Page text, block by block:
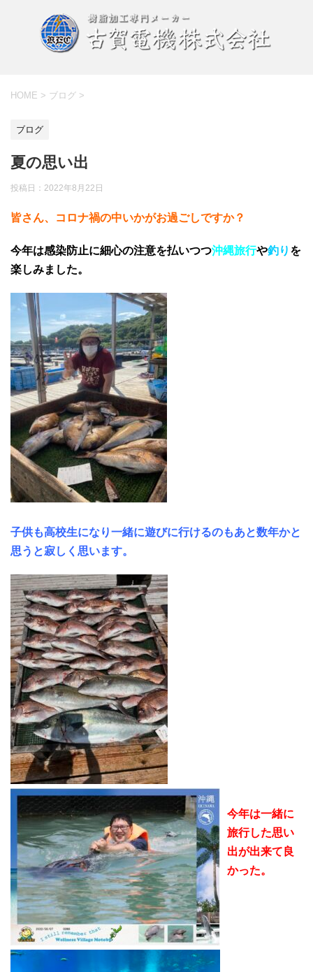
HOME > ブログ >
ブログ
夏の思い出
投稿日： 2022年8月22日
皆さん、コロナ禍の中いかがお過ごしですか？
今年は感染防止に細心の注意を払いつつ沖縄旅行や釣り を
楽しみました。
子供も高校生になり一緒に遊びに行けるのもあと数年かと
思うと寂しく思います。
今年は一緒に
旅行した思い
出が出来て良
かった。